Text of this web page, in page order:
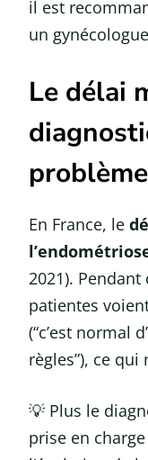
il est
un
Le délai
problème
En France, le
2021).
patientes
(“c’est normal
règles”), ce
💡 Plus le
prise en